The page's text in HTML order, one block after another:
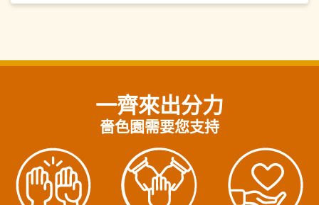
一齊來出分力
嗇色園需要您支持